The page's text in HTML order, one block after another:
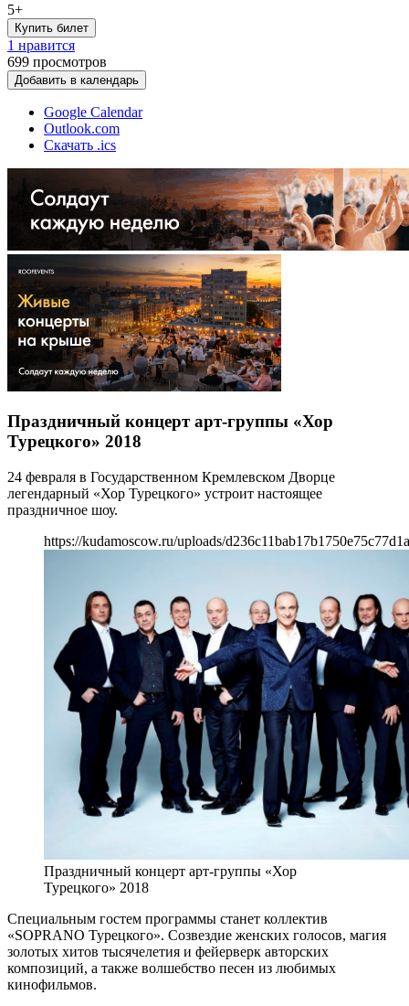
5+
Купить билет
1 нравится
699 просмотров
Добавить в календарь
Google Calendar
Outlook.com
Скачать .ics
Праздничный концерт арт-группы «Хор
Турецкого» 2018
24 февраля в Государственном Кремлевском Дворце
легендарный «Хор Турецкого» устроит настоящее
праздничное шоу.
https://kudamoscow.ru/uploads/
Праздничный концерт арт-группы «Хор
Турецкого» 2018
Специальным гостем программы станет коллектив
«SOPRANO Турецкого». Созвездие женских голосов, магия
золотых хитов тысячелетия и фейерверк авторских
композиций, а также волшебство песен из любимых
кинофильмов.